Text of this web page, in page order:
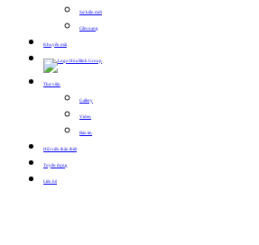
Sự kiện mới
Cẩm nang
Khuyến mãi
Thư viện
Gallery
Video
Bản tin
Hội viên thân thiết
Tuyển dụng
Liên hệ